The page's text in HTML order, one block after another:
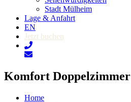
Stadt Mülheim
Lage & Anfahrt
EN
Jetzt buchen
Komfort Doppelzimmer
Home